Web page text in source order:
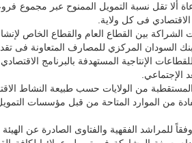
فى كل ولاية.
بين القطاع العام والقطاع الخاص
السودان المركزي للمصارف المتعاونة فى
الإنتاجية المستهدفة بالبرنامج
الإجتماعي.
من الموارد المتاحة من قبل مؤسسات التمويل
وفقاً للمراشد الفقهية والفتاوى الصادرة عن